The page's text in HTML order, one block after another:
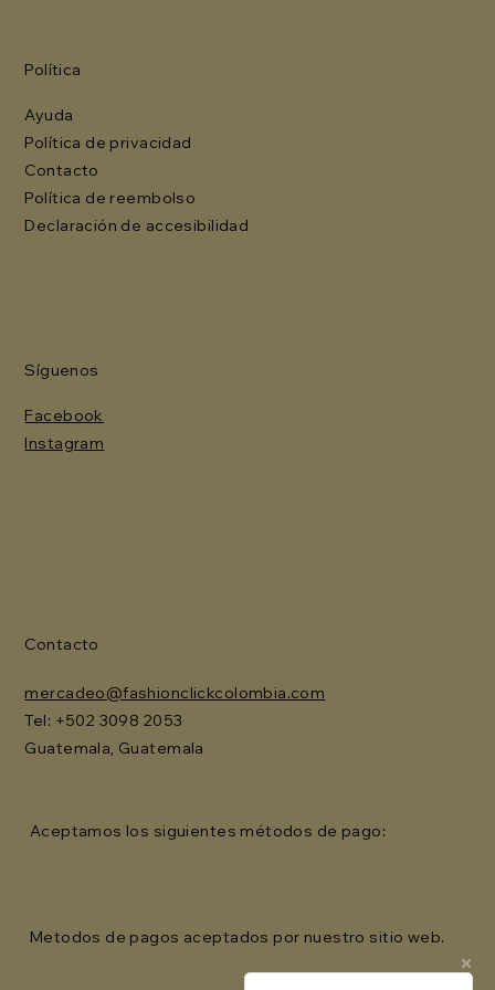
Política
Ayuda
Política de privacidad
Contacto
Política de reembolso
Declaración de accesibilidad
Síguenos
Facebook
Instagram
Contacto
mercadeo@fashionclickcolombia.com
Tel: ‪+502 3098 2053‬
Guatemala, Guatemala
Aceptamos los siguientes métodos de pago:
Metodos de pagos aceptados por nuestro sitio web.